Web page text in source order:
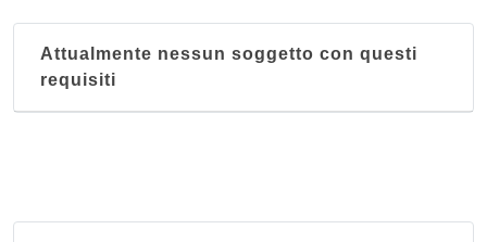
Attualmente nessun soggetto con questi
requisiti